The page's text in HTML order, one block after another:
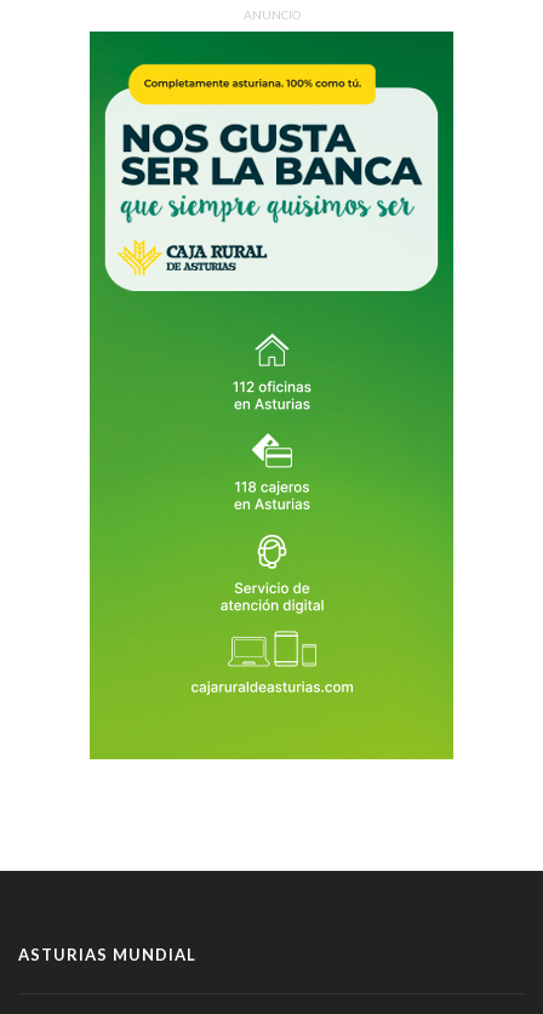
ANUNCIO
ASTURIAS MUNDIAL